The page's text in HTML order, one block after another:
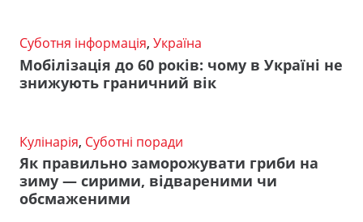
Суботня інформація, Україна
Мобілізація до 60 років: чому в Україні не
знижують граничний вік
Кулінарія, Суботні поради
Як правильно заморожувати гриби на
зиму — сирими, відвареними чи
обсмаженими